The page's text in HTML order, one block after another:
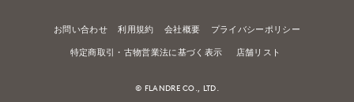
お問い合わせ 利用規約 会社概要 プライバシーポリシー
特定商取引・古物営業法に基づく表示 店舗リスト
© FLANDRE CO., LTD.